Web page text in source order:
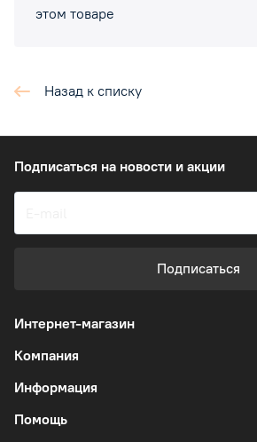
этом товаре
Назад к списку
Подписаться на новости и акции
Подписаться
Интернет-магазин
Компания
Информация
Помощь